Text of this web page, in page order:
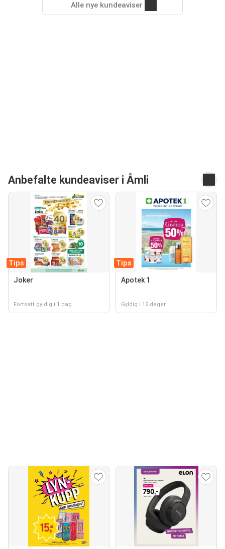
Alle nye kundeaviser
Anbefalte kundeaviser i Åmli
Tips
Joker
Fortsatt gyldig i 1 dag
Tips
Apotek 1
Gyldig i 12 dager